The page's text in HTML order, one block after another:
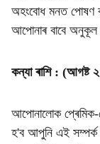
অহংবোধ মনত পোষণ
আপোনাৰ বাবে অনুকূল
কন্যা ৰাশি : (আগষ্ট
আপোনালোক প্ৰেমিক-
হ'ব আপুনি এই সম্পৰ্ক